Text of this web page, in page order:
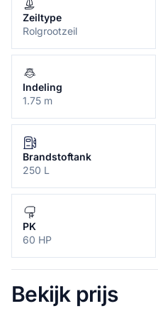
Zeiltype
Rolgrootzeil
Indeling
1.75 m
Brandstoftank
250 L
PK
60 HP
Bekijk prijs